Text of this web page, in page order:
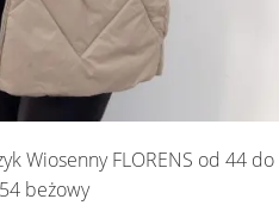
Wiosenny FLORENS od 44 do
54 beżowy